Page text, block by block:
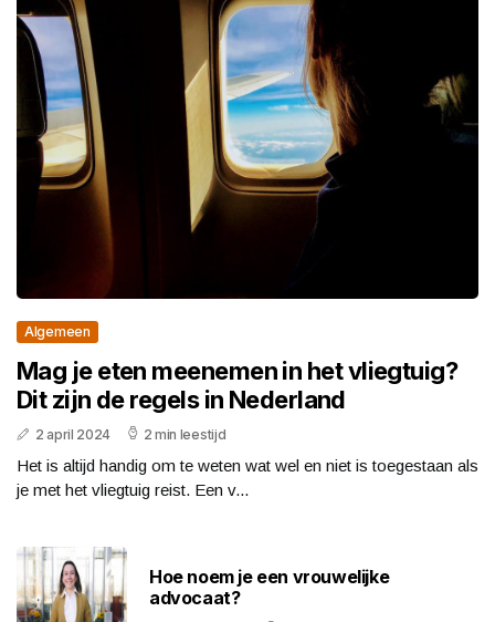
Algemeen
Mag je eten meenemen in het vliegtuig?
Dit zijn de regels in Nederland
2 april 2024 2 min leestijd
Het is altijd handig om te weten wat wel en niet is toegestaan als
je met het vliegtuig reist. Een v...
Hoe noem je een vrouwelijke
advocaat?